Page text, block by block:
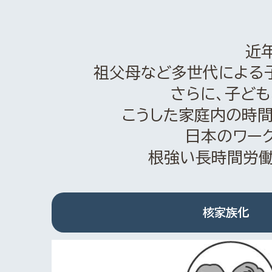
近
祖父母など多世代による
さらに、子ど
こうした家庭内の時
日本のワー
根強い長時間労
核家族化